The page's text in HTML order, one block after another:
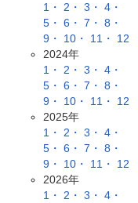
1・ 2・ 3・ 4・
5・ 6・ 7・ 8・
9・
10・ 11・
12
2024年
1・ 2・ 3・ 4・
5・ 6・ 7・ 8・
9・
10・ 11・
12
2025年
1・ 2・ 3・ 4・
5・ 6・ 7・ 8・
9・
10・ 11・
12
2026年
1・ 2・ 3・ 4・